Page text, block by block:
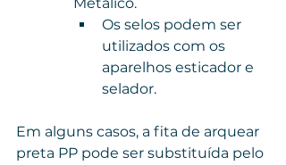
Os selos podem ser
utilizados com os
aparelhos esticador e
selador.
Em alguns casos, a fita de arquear
preta PP pode ser substituída pelo